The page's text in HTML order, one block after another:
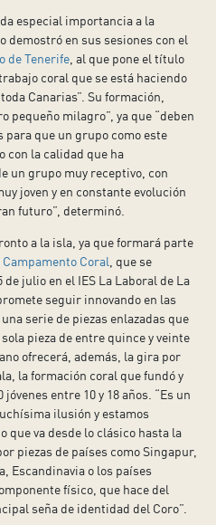
especial importancia a la
demostró en sus sesiones con el
de Tenerife, al que pone el título
coral que se está haciendo
Canarias”. Su formación,
pequeño milagro”, ya que “deben
que un grupo como este
con la calidad que ha
un grupo muy receptivo, con
joven y en constante evolución
futuro”, determinó.
a la isla, ya que formará parte
Campamento Coral, que se
julio en el IES La Laboral de La
seguir innovando en las
serie de piezas enlazadas que
pieza de entre quince y veinte
ofrecerá, además, la gira por
la formación coral que fundó y
entre 10 y 18 años. “Es un
ilusión y estamos
que va desde lo clásico hasta la
piezas de países como Singapur,
Escandinavia o los países
físico, que hace del
seña de identidad del Coro”.